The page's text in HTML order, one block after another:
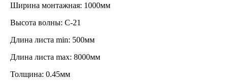
Ширина монтажная: 1000мм
Высота волны: C-21
Длина листа min: 500мм
Длина листа max: 8000мм
Толщина: 0.45мм